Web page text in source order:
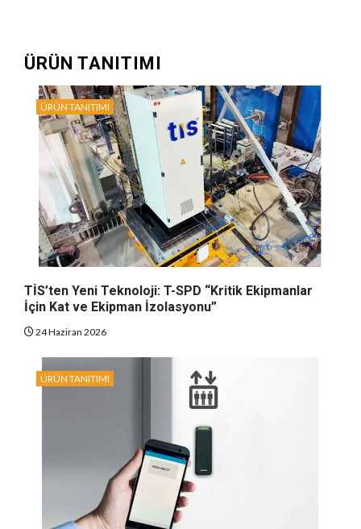
ÜRÜN TANITIMI
ÜRÜN TANITIMI
TİS’ten Yeni Teknoloji: T-SPD “Kritik Ekipmanlar
İçin Kat ve Ekipman İzolasyonu”
24 Haziran 2026
ÜRÜN TANITIMI